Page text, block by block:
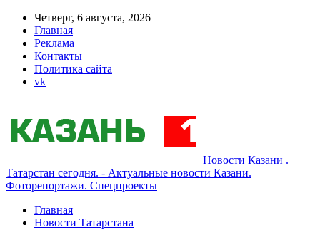
Четверг, 6 августа, 2026
Главная
Реклама
Контакты
Политика сайта
vk
Новости Казани .
Татарстан сегодня. - Актуальные новости Казани.
Фоторепортажи. Спецпроекты
Главная
Новости Татарстана